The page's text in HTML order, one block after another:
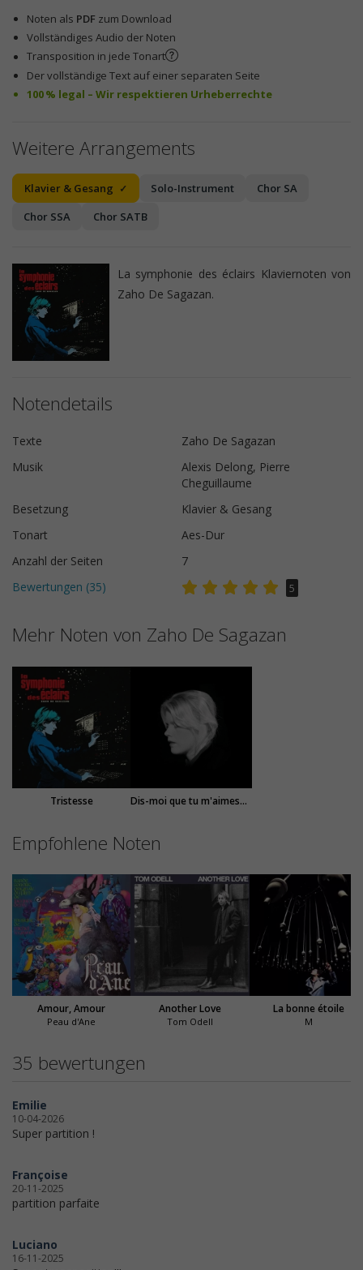
Noten als PDF zum Download
Vollständiges Audio der Noten
Transposition in jede Tonart
Der vollständige Text auf einer separaten Seite
100 % legal – Wir respektieren Urheberrechte
Weitere Arrangements
Klavier & Gesang Solo-Instrument
Chor SA
Chor SSA
Chor SATB
La symphonie des éclairs Klaviernoten von
Zaho De Sagazan.
Notendetails
Texte
Zaho De Sagazan
Musik
Alexis Delong, Pierre
Cheguillaume
Besetzung
Klavier & Gesang
Tonart
Aes-Dur
Anzahl der Seiten
7
Bewertungen (35) 5
Mehr Noten von Zaho De Sagazan
Tristesse Dis-moi que tu m'aimes (modular version)
Empfohlene Noten
Amour, Amour
Peau d'Ane
Another Love
Tom Odell
La bonne étoile
M
35 bewertungen
Emilie
10-04-2026
Super partition !
Françoise
20-11-2025
partition parfaite
Luciano
16-11-2025